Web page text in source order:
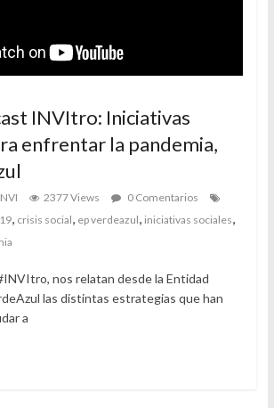
INVItro: Iniciativas
enfrentar la pandemia,
2377 Views
0 Comentarios
, crisis social, ep verdeazul, iniciativas sociales,
nos relatan desde la Entidad
las distintas estrategias que han
a